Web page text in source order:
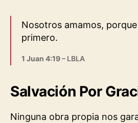
Nosotros amamos,
primero.
1 Juan 4:19– LBLA
Salvación Por
Ninguna obra propia nos